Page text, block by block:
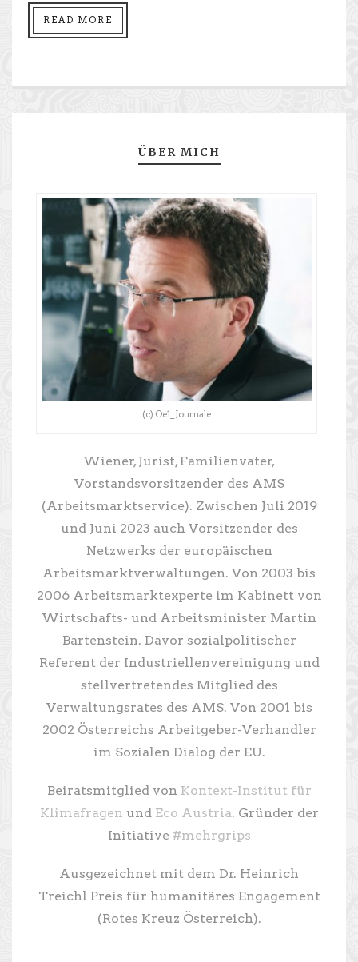
READ MORE
ÜBER MICH
(c) Oe1_Journale
Wiener, Jurist, Familienvater,
Vorstandsvorsitzender des AMS
(Arbeitsmarktservice). Zwischen Juli 2019
und Juni 2023 auch Vorsitzender des
Netzwerks der europäischen
Arbeitsmarktverwaltungen. Von 2003 bis
2006 Arbeitsmarktexperte im Kabinett von
Wirtschafts- und Arbeitsminister Martin
Bartenstein. Davor sozialpolitischer
Referent der Industriellenvereinigung und
stellvertretendes Mitglied des
Verwaltungsrates des AMS. Von 2001 bis
2002 Österreichs Arbeitgeber-Verhandler
im Sozialen Dialog der EU.
Beiratsmitglied von Kontext-Institut für
Klimafragen und Eco Austria. Gründer der
Initiative #mehrgrips
Ausgezeichnet mit dem Dr. Heinrich
Treichl Preis für humanitäres Engagement
(Rotes Kreuz Österreich).